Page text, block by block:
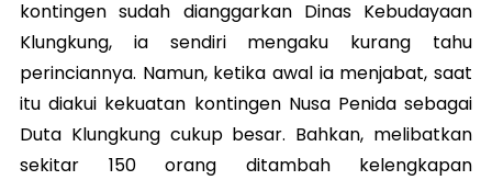
kontingen sudah dianggarkan Dinas Kebudayaan
Klungkung, ia sendiri mengaku kurang tahu
perinciannya. Namun, ketika awal ia menjabat, saat
itu diakui kekuatan kontingen Nusa Penida sebagai
Duta Klungkung cukup besar. Bahkan, melibatkan
sekitar 150 orang ditambah kelengkapan